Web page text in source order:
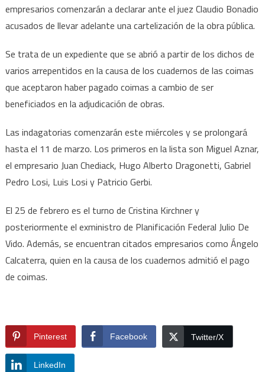
empresarios comenzarán a declarar ante el juez Claudio Bonadio
acusados de llevar adelante una cartelización de la obra pública.
Se trata de un expediente que se abrió a partir de los dichos de
varios arrepentidos en la causa de los cuadernos de las coimas
que aceptaron haber pagado coimas a cambio de ser
beneficiados en la adjudicación de obras.
Las indagatorias comenzarán este miércoles y se prolongará
hasta el 11 de marzo. Los primeros en la lista son Miguel Aznar,
el empresario Juan Chediack, Hugo Alberto Dragonetti, Gabriel
Pedro Losi, Luis Losi y Patricio Gerbi.
El 25 de febrero es el turno de Cristina Kirchner y
posteriormente el exministro de Planificación Federal Julio De
Vido. Además, se encuentran citados empresarios como Ángelo
Calcaterra, quien en la causa de los cuadernos admitió el pago
de coimas.
Pinterest Facebook Twitter/X
LinkedIn